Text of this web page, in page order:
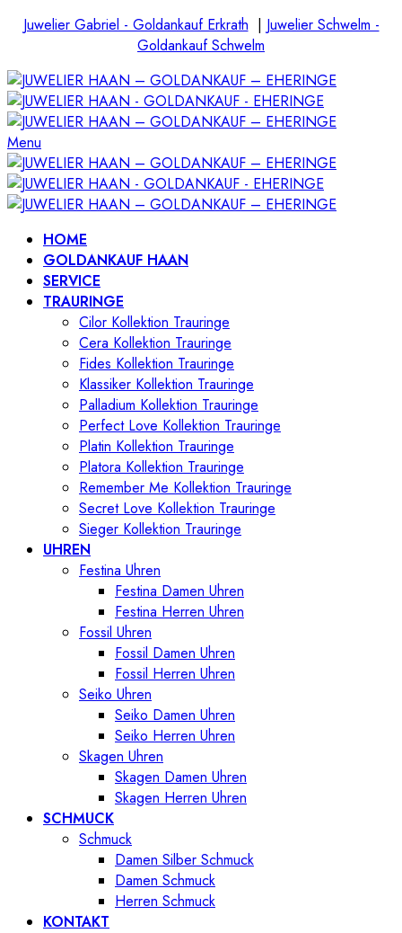
Juwelier Gabriel - Goldankauf Erkrath | Juwelier Schwelm -
Goldankauf Schwelm
Menu
HOME
GOLDANKAUF HAAN
SERVICE
TRAURINGE
Cilor Kollektion Trauringe
Cera Kollektion Trauringe
Fides Kollektion Trauringe
Klassiker Kollektion Trauringe
Palladium Kollektion Trauringe
Perfect Love Kollektion Trauringe
Platin Kollektion Trauringe
Platora Kollektion Trauringe
Remember Me Kollektion Trauringe
Secret Love Kollektion Trauringe
Sieger Kollektion Trauringe
UHREN
Festina Uhren
Festina Damen Uhren
Festina Herren Uhren
Fossil Uhren
Fossil Damen Uhren
Fossil Herren Uhren
Seiko Uhren
Seiko Damen Uhren
Seiko Herren Uhren
Skagen Uhren
Skagen Damen Uhren
Skagen Herren Uhren
SCHMUCK
Schmuck
Damen Silber Schmuck
Damen Schmuck
Herren Schmuck
KONTAKT